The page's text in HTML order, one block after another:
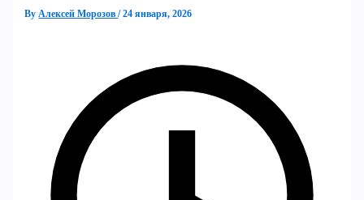
ByАлексей Морозов/24 января, 2026